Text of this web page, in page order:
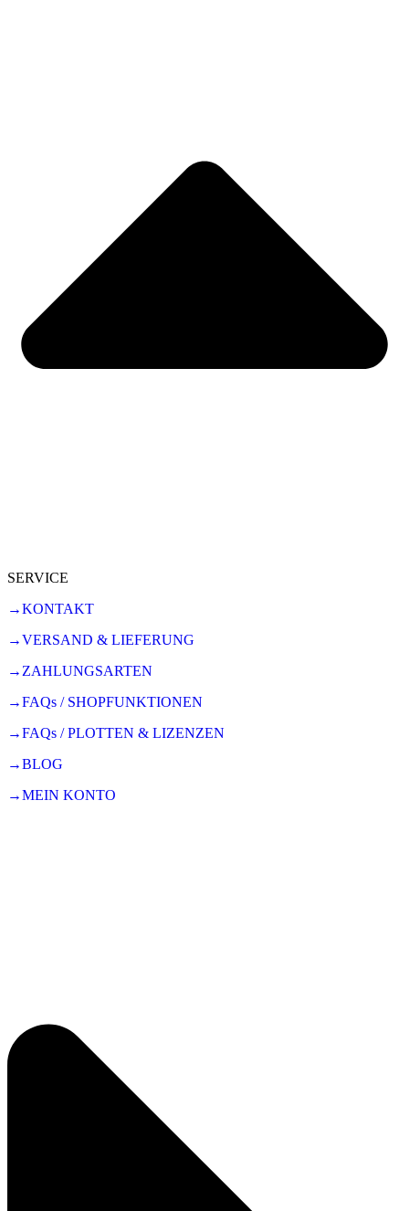
SERVICE
→KONTAKT
→VERSAND & LIEFERUNG
→ZAHLUNGSARTEN
→FAQs / SHOPFUNKTIONEN
→FAQs / PLOTTEN & LIZENZEN
→BLOG
→MEIN KONTO